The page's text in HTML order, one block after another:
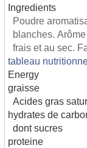
Ingredients
Poudre
blanches.
frais et au sec.
tableau
Energy
graisse
Acides gras
hydrates de
dont sucres
proteine